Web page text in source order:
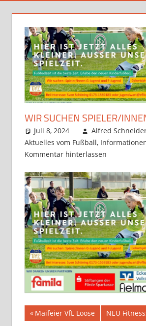
WIR SUCHEN SPIELER/
Juli 8, 2024
Alfred
Aktuelles vom Fußball,
Kommentar hinterlassen
Vorheriger
Maifeier VfL Loose
Nächster
NEU